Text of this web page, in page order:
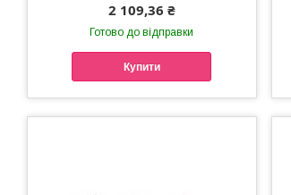
2 109,36 ₴
Готово до відправки
Купити